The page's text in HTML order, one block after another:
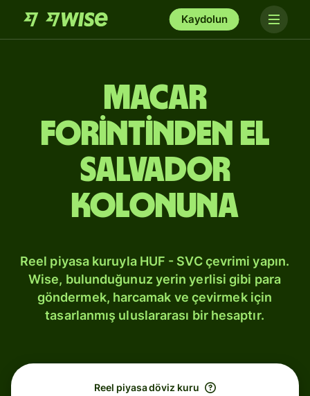
Kaydolun
Macar
forintinden El
Salvador
kolonuna
Reel piyasa kuruyla HUF - SVC çevrimi yapın.
Wise, bulunduğunuz yerin yerlisi gibi para
göndermek, harcamak ve çevirmek için
tasarlanmış uluslararası bir hesaptır.
Reel piyasa döviz kuru